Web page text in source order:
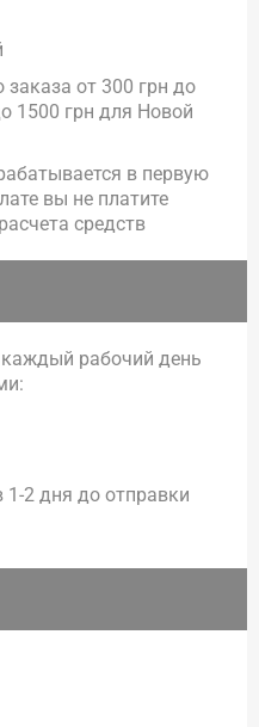
от 300 грн до
1500 грн для Новой
в первую
вы не платите
средств
рабочий день
1-2 дня до отправки